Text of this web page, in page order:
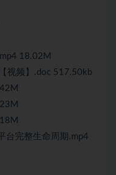
18.02M
视频】.doc 517.50kb
台完整生命周期.mp4